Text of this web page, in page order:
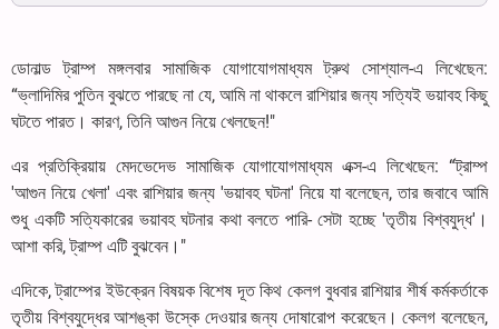
ডোনাল্ড ট্রাম্প মঙ্গলবার সামাজিক যোগাযোগমাধ্যম ট্রুথ সোশ্যাল-এ লিখেছেন:
“ভ্লাদিমির পুতিন বুঝতে পারছে না যে, আমি না থাকলে রাশিয়ার জন্য সত্যিই ভয়াবহ কিছু
ঘটতে পারত। কারণ, তিনি আগুন নিয়ে খেলছেন!"
এর প্রতিক্রিয়ায় মেদভেদেভ সামাজিক যোগাযোগমাধ্যম এক্স-এ লিখেছেন: “ট্রাম্প
'আগুন নিয়ে খেলা' এবং রাশিয়ার জন্য 'ভয়াবহ ঘটনা' নিয়ে যা বলেছেন, তার জবাবে আমি
শুধু একটি সত্যিকারের ভয়াবহ ঘটনার কথা বলতে পারি- সেটা হচ্ছে 'তৃতীয় বিশ্বযুদ্ধ'।
আশা করি, ট্রাম্প এটি বুঝবেন।"
এদিকে, ট্রাম্পের ইউক্রেন বিষয়ক বিশেষ দূত কিথ কেলগ বুধবার রাশিয়ার শীর্ষ কর্মকর্তাকে
তৃতীয় বিশ্বযুদ্ধের আশঙ্কা উস্কে দেওয়ার জন্য দোষারোপ করেছেন। কেলগ বলেছেন,